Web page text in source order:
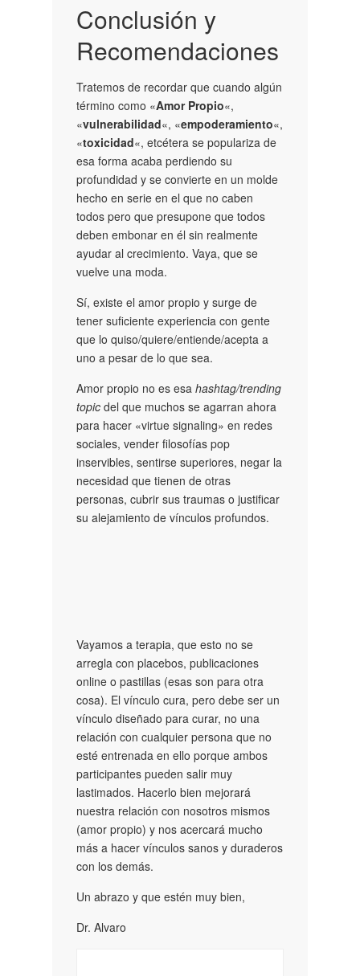
Conclusión y
Recomendaciones
Tratemos de recordar que cuando algún
término como «Amor Propio«,
«vulnerabilidad«, «empoderamiento«,
«toxicidad«, etcétera se populariza de
esa forma acaba perdiendo su
profundidad y se convierte en un molde
hecho en serie en el que no caben
todos pero que presupone que todos
deben embonar en él sin realmente
ayudar al crecimiento. Vaya, que se
vuelve una moda.
Sí, existe el amor propio y surge de
tener suficiente experiencia con gente
que lo quiso/quiere/entiende/acepta a
uno a pesar de lo que sea.
Amor propio no es esa hashtag/trending
topic del que muchos se agarran ahora
para hacer «virtue signaling» en redes
sociales, vender filosofías pop
inservibles, sentirse superiores, negar la
necesidad que tienen de otras
personas, cubrir sus traumas o justificar
su alejamiento de vínculos profundos.
Vayamos a terapia, que esto no se
arregla con placebos, publicaciones
online o pastillas (esas son para otra
cosa). El vínculo cura, pero debe ser un
vínculo diseñado para curar, no una
relación con cualquier persona que no
esté entrenada en ello porque ambos
participantes pueden salir muy
lastimados. Hacerlo bien mejorará
nuestra relación con nosotros mismos
(amor propio) y nos acercará mucho
más a hacer vínculos sanos y duraderos
con los demás.
Un abrazo y que estén muy bien,
Dr. Alvaro